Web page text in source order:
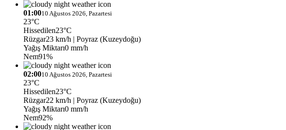
01:0010 Ağustos 2026, Pazartesi
23°C
Hissedilen23°C
Rüzgar23 km/h | Poyraz (Kuzeydoğu)
Yağış Miktarı0 mm/h
Nem91%
02:0010 Ağustos 2026, Pazartesi
23°C
Hissedilen23°C
Rüzgar22 km/h | Poyraz (Kuzeydoğu)
Yağış Miktarı0 mm/h
Nem92%